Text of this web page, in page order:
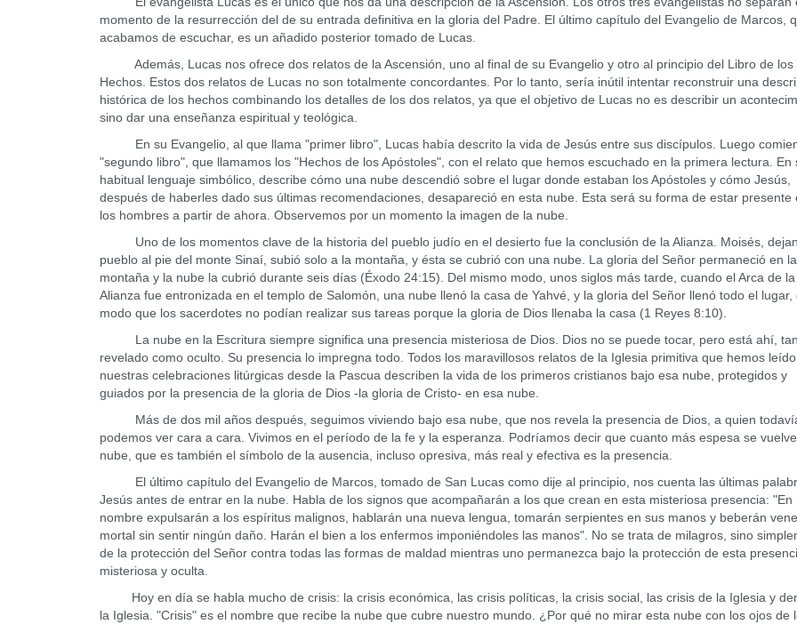
momento de la resurrección del de su entrada definitiva en la gloria del Padre. El último capítulo del Evangelio de Marcos,
acabamos de escuchar, es un añadido posterior tomado de Lucas.
Además, Lucas nos ofrece dos relatos de la Ascensión, uno al final de su Evangelio y otro al principio del Libro de los
Hechos. Estos dos relatos de Lucas no son totalmente concordantes. Por lo tanto, sería inútil intentar reconstruir una
histórica de los hechos combinando los detalles de los dos relatos, ya que el objetivo de Lucas no es describir un
sino dar una enseñanza espiritual y teológica.
En su Evangelio, al que llama "primer libro", Lucas había descrito la vida de Jesús entre sus discípulos. Luego
"segundo libro", que llamamos los "Hechos de los Apóstoles", con el relato que hemos escuchado en la primera lectura. En
habitual lenguaje simbólico, describe cómo una nube descendió sobre el lugar donde estaban los Apóstoles y cómo Jesús,
después de haberles dado sus últimas recomendaciones, desapareció en esta nube. Esta será su forma de estar presente
los hombres a partir de ahora. Observemos por un momento la imagen de la nube.
Uno de los momentos clave de la historia del pueblo judío en el desierto fue la conclusión de la Alianza. Moisés,
pueblo al pie del monte Sinaí, subió solo a la montaña, y ésta se cubrió con una nube. La gloria del Señor permaneció en la
montaña y la nube la cubrió durante seis días (Éxodo 24:15). Del mismo modo, unos siglos más tarde, cuando el Arca de la
Alianza fue entronizada en el templo de Salomón, una nube llenó la casa de Yahvé, y la gloria del Señor llenó todo el lugar,
modo que los sacerdotes no podían realizar sus tareas porque la gloria de Dios llenaba la casa (1 Reyes 8:10).
La nube en la Escritura siempre significa una presencia misteriosa de Dios. Dios no se puede tocar, pero está ahí,
revelado como oculto. Su presencia lo impregna todo. Todos los maravillosos relatos de la Iglesia primitiva que hemos
nuestras celebraciones litúrgicas desde la Pascua describen la vida de los primeros cristianos bajo esa nube, protegidos y
guiados por la presencia de la gloria de Dios -la gloria de Cristo- en esa nube.
Más de dos mil años después, seguimos viviendo bajo esa nube, que nos revela la presencia de Dios, a quien
podemos ver cara a cara. Vivimos en el período de la fe y la esperanza. Podríamos decir que cuanto más espesa se
nube, que es también el símbolo de la ausencia, incluso opresiva, más real y efectiva es la presencia.
El último capítulo del Evangelio de Marcos, tomado de San Lucas como dije al principio, nos cuenta las últimas
Jesús antes de entrar en la nube. Habla de los signos que acompañarán a los que crean en esta misteriosa presencia: "En
nombre expulsarán a los espíritus malignos, hablarán una nueva lengua, tomarán serpientes en sus manos y beberán
mortal sin sentir ningún daño. Harán el bien a los enfermos imponiéndoles las manos". No se trata de milagros, sino
de la protección del Señor contra todas las formas de maldad mientras uno permanezca bajo la protección de esta
misteriosa y oculta.
Hoy en día se habla mucho de crisis: la crisis económica, las crisis políticas, la crisis social, las crisis de la Iglesia y
la Iglesia. "Crisis" es el nombre que recibe la nube que cubre nuestro mundo. ¿Por qué no mirar esta nube con los ojos de